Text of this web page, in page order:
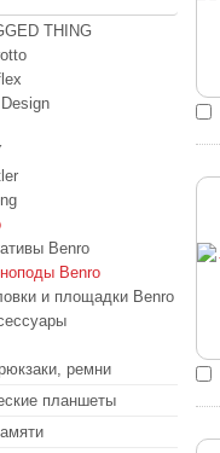
THING
Benro
Benro
и площадки Benro
ремни
планшеты